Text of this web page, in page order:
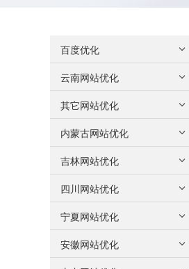
百度优化
云南网站优化
其它网站优化
内蒙古网站优化
吉林网站优化
四川网站优化
宁夏网站优化
安徽网站优化